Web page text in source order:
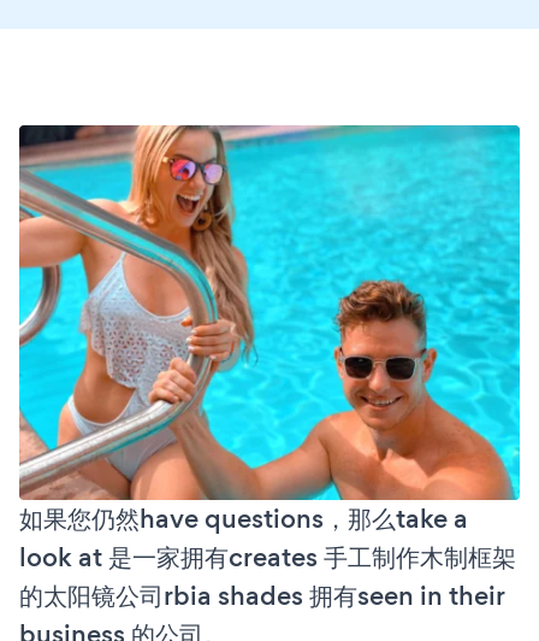
如果您仍然have questions，那么take a
look at 是一家拥有creates 手工制作木制框架
的太阳镜公司rbia shades 拥有seen in their